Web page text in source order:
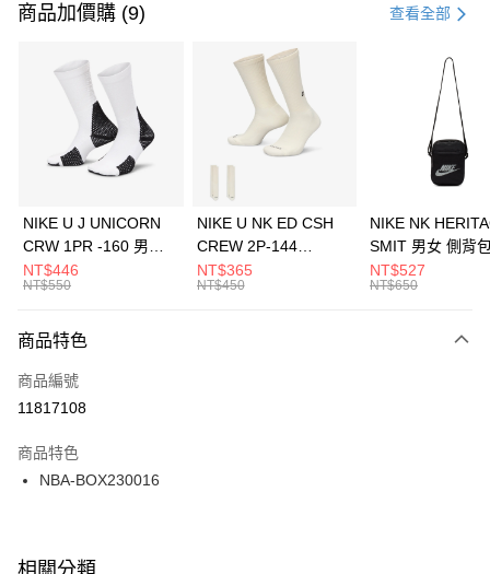
信用卡一次付款
3 期 0 利率 每期 21家銀行
合作金庫商業銀行
第一商業銀行
華南商業銀行
彰化商業銀行
上海商業儲蓄銀行
元大商業銀行
台灣樂天信用卡公司
Apple Pay
全盈+PAY
AFTEE先享後付
【關於「AFTEE先享後付」】
便利好安心！
１．簡單：不需註冊會員、不需綁卡、不需儲值。
【「AFTEE先享後付」結帳流程】
３．收到繳費通知簡訊後14天內，點擊此簡訊中的連結，可透過四大超商／
運送方式
7-11取貨(快速到店)
宅配
商品加價購 (9) 查看全部
NIKE U J UNICORN
CRW 1PR -160 男女
中統襪 FZ3393100
NT$446
NT$550
NIKE U NK ED CSH
CREW 2P-144
EMBRDY 男女 短統襪
FZ3073133
NT$365
NT$450
NIKE NK
SMIT 男女 側背
BA5871010
NT$527
NT$650
商品特色
商品編號
11817108
商品特色
NBA-BOX230016
相關分類